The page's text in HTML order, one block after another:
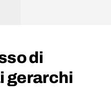
di
gerarchi